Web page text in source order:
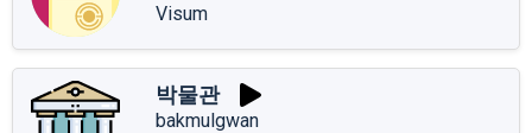
Visum
박물관
bakmulgwan